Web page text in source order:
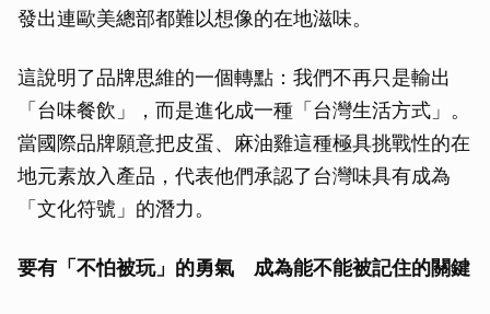
發出連歐美總部都難以想像的在地滋味。
這說明了品牌思維的一個轉點：我們不再只是輸出
「台味餐飲」，而是進化成一種「台灣生活方式」。
當國際品牌願意把皮蛋、麻油雞這種極具挑戰性的在
地元素放入產品，代表他們承認了台灣味具有成為
「文化符號」的潛力。
要有「不怕被玩」的勇氣 成為能不能被記住的關鍵